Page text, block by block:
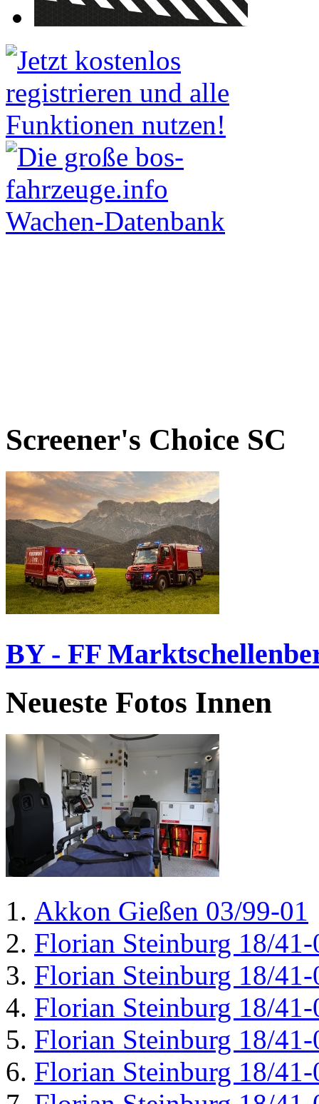
Screener's Choice SC
BY - FF
Neueste Fotos Innen
Akkon Gießen 03/99-01
Florian Steinburg 18/41-
Florian Steinburg 18/41-
Florian Steinburg 18/41-
Florian Steinburg 18/41-
Florian Steinburg 18/41-